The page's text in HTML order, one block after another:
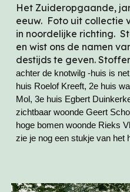
Het Zuideropgaande,
eeuw. Foto uit collectie
in noordelijke richting.
en wist ons de namen
destijds te geven.
achter de knotwilg -huis is
huis Roelof Kreeft, 2e huis
Mol, 3e huis Egbert
zichtbaar woonde Geert
hoge bomen woonde Rieks
zie je nog een stukje van het